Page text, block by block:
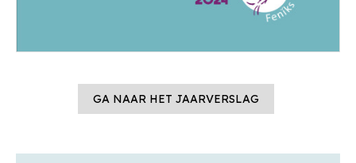
GA NAAR HET JAARVERSLAG